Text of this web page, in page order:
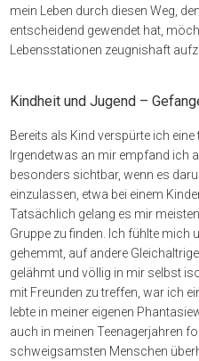
mein Leben durch diesen Weg,
entscheidend gewendet hat,
Lebensstationen zeugnishaft
Kindheit und Jugend –
Bereits als Kind verspürte ich
Irgendetwas an mir empfand ich
besonders sichtbar, wenn es
einzulassen, etwa bei einem
Tatsächlich gelang es mir
Gruppe zu finden. Ich fühlte mich
gehemmt, auf andere
gelähmt und völlig in mir selbst
mit Freunden zu treffen, war ich
lebte in meiner eigenen
auch in meinen Teenagerjahren
schweigsamsten Menschen